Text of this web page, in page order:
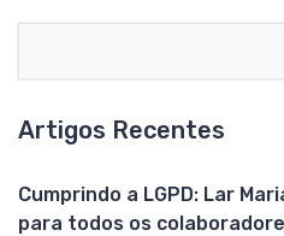
Artigos Recentes
Cumprindo a LGPD: Lar
para todos os